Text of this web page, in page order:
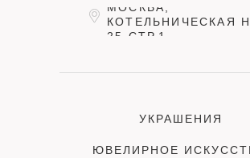
УКРАШЕНИЯ
ЮВЕЛИРНОЕ
МОСКВА,
КОТЕЛЬНИЧЕСКАЯ
25 СТР.1